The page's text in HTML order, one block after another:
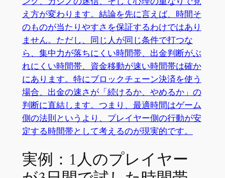
え方が変わります。結論を先に言えば、時間そ
のものが当たりやすさを保証するわけではあり
ません。ただし、同じ人が同じ条件で打つな
ら、集中力が落ちにくい時間帯、出金判断がぶ
れにくい時間帯、資金移動が速い時間帯は確か
にあります。特にブロックチェーン決済を使う
場合、出金の速さが「続けるか、やめるか」の
判断に直結します。つまり、最適時間はゲーム
側の法則というより、プレイヤー側の行動が安
定する時間帯として考えるのが現実的です。
実例：1人のプレイヤー